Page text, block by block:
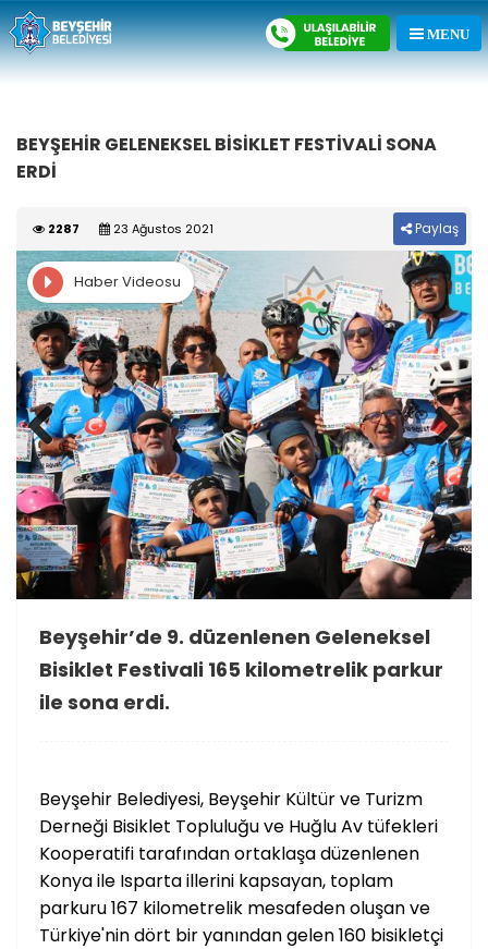
BEYŞEHİR GELENEKSEL BİSİKLET FESTİVALİ SONA
ERDİ
2287 23 Ağustos 2021 Paylaş
Haber Videosu
Previous Next
Beyşehir’de 9. düzenlenen Geleneksel
Bisiklet Festivali 165 kilometrelik parkur
ile sona erdi.
Beyşehir Belediyesi, Beyşehir Kültür ve Turizm
Derneği Bisiklet Topluluğu ve Huğlu Av tüfekleri
Kooperatifi tarafından ortaklaşa düzenlenen
Konya ile Isparta illerini kapsayan, toplam
parkuru 167 kilometrelik mesafeden oluşan ve
Türkiye'nin dört bir yanından gelen 160 bisikletçi